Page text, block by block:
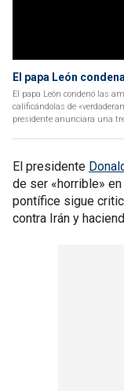
El papa León
El papa León condenó las
calificándolas de
presidente anunciara una
El presidente
de ser «horrible»
pontífice sigue
contra Irán y